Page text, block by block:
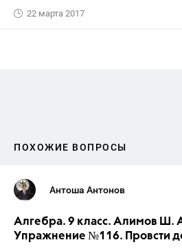
22 марта 2017
ПОХОЖИЕ ВОПРОСЫ
Антоша Антонов
Алгебра. 9 класс. Алимов Ш.
Упражнение №116. Провсти